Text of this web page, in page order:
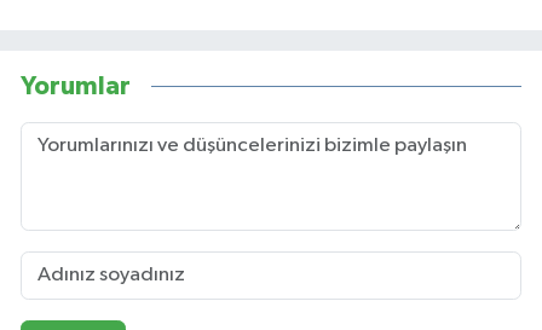
Yorumlar